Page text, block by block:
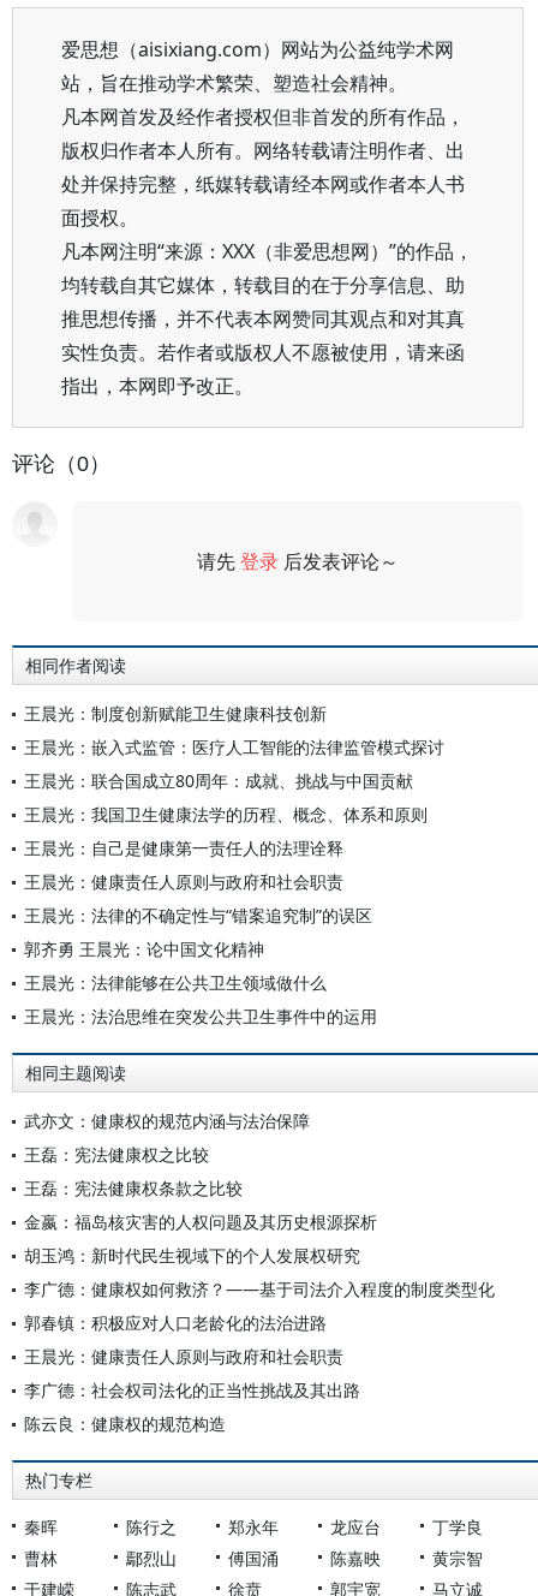
爱思想（aisixiang.com）网站为公益纯学术网
站，旨在推动学术繁荣、塑造社会精神。
凡本网首发及经作者授权但非首发的所有作品，
版权归作者本人所有。网络转载请注明作者、出
处并保持完整，纸媒转载请经本网或作者本人书
面授权。
凡本网注明“来源：XXX（非爱思想网）”的作品，
均转载自其它媒体，转载目的在于分享信息、助
推思想传播，并不代表本网赞同其观点和对其真
实性负责。若作者或版权人不愿被使用，请来函
指出，本网即予改正。
评论（0）
请先登录 后发表评论～
相同作者阅读
王晨光：制度创新赋能卫生健康科技创新
王晨光：嵌入式监管：医疗人工智能的法律监管模式探讨
王晨光：联合国成立80周年：成就、挑战与中国贡献
王晨光：我国卫生健康法学的历程、概念、体系和原则
王晨光：自己是健康第一责任人的法理诠释
王晨光：健康责任人原则与政府和社会职责
王晨光：法律的不确定性与“错案追究制”的误区
郭齐勇 王晨光：论中国文化精神
王晨光：法律能够在公共卫生领域做什么
王晨光：法治思维在突发公共卫生事件中的运用
相同主题阅读
武亦文：健康权的规范内涵与法治保障
王磊：宪法健康权之比较
王磊：宪法健康权条款之比较
金嬴：福岛核灾害的人权问题及其历史根源探析
胡玉鸿：新时代民生视域下的个人发展权研究
李广德：健康权如何救济？——基于司法介入程度的制度类型化
郭春镇：积极应对人口老龄化的法治进路
王晨光：健康责任人原则与政府和社会职责
李广德：社会权司法化的正当性挑战及其出路
陈云良：健康权的规范构造
热门专栏
秦晖 陈行之 郑永年 龙应台
丁学良
曹林
鄢烈山 傅国涌 陈嘉映
黄宗智
于建嵘
陈志武 徐贲 郭宇宽 马立诚